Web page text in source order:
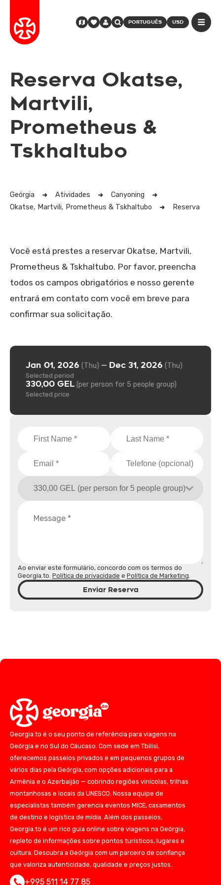
PORTUGUÊS USD
Reserva Okatse,
Martvili,
Prometheus &
Tskhaltubo
Geórgia Atividades
Canyoning
Okatse, Martvili, Prometheus & Tskhaltubo
Reserva
Você está prestes a reservar Okatse, Martvili,
Prometheus & Tskhaltubo. Por favor, preencha
todos os campos obrigatórios e nosso gerente
entrará em contato com você em breve para
confirmar sua solicitação.
Ao enviar este formulário, concordo com os termos do
Georgia.to. Política de privacidade e Política de Marketing.
Enviar Reserva
Jan 01, 2026 (Thu) — Dec 31, 2026 (Thu)
Selected period
330,00 GEL (per person for 5 people group)
Selected price
Georgia.to é o seu ponto de referência para viagens na
Geórgia e no Sul do Cáucaso. Com sede em Tbilisi,
oferecemos passeios privados e em pequenos grupos de
vários dias pela Geórgia, com opções adicionais para a
Armênia e o Azerbaijão — cobrindo regiões vinícolas, trilhas
montanhosas e locais da UNESCO. Nossa equipe de
especialistas também gerencia eventos MICE, casamentos
de destino e logística de mídia. Além dos passeios,
Georgia.to é um rico guia online sobre viagens na Geórgia,
repleto de informações sobre pontos turísticos, lugares e
cultura. Descubra a Geórgia com um parceiro de confiança
que valoriza autenticidade, qualidade e preços justos.
+995 511 14 77 85